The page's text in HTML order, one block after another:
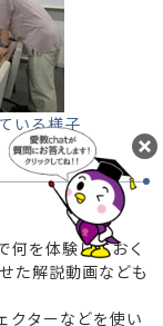
いる様子
何を体験しておく
た解説動画なども
クターなどを使い